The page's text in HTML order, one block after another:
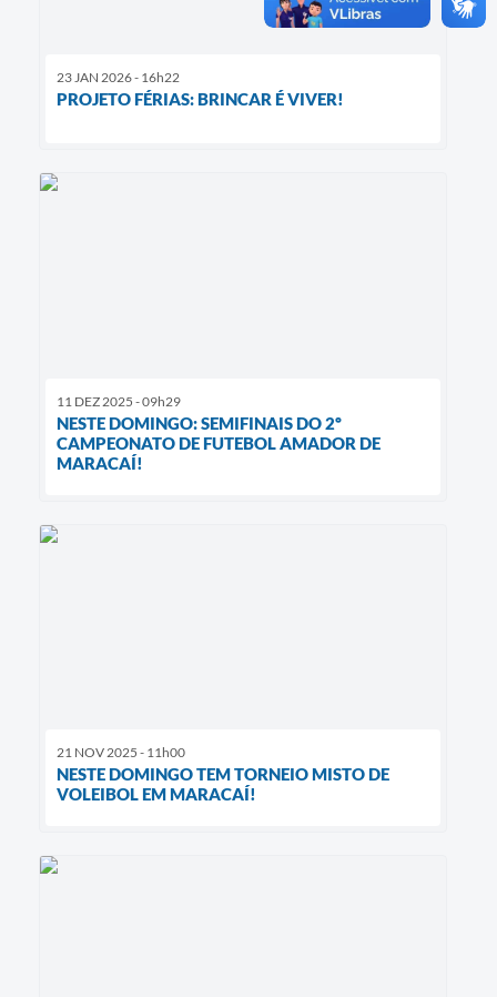
23 JAN 2026 - 16h22
PROJETO FÉRIAS: BRINCAR É VIVER!
11 DEZ 2025 - 09h29
NESTE DOMINGO: SEMIFINAIS DO 2º
CAMPEONATO DE FUTEBOL AMADOR DE
MARACAÍ!
21 NOV 2025 - 11h00
NESTE DOMINGO TEM TORNEIO MISTO DE
VOLEIBOL EM MARACAÍ!